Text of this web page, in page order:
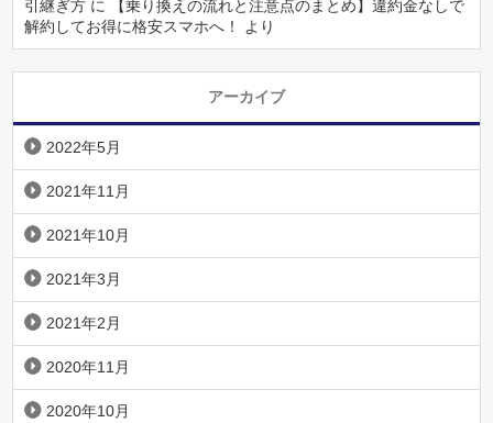
引継ぎ方 に
【乗り換えの流れと注意点のまとめ】違約金なしで
解約してお得に格安スマホへ！
より
アーカイブ
2022年5月
2021年11月
2021年10月
2021年3月
2021年2月
2020年11月
2020年10月